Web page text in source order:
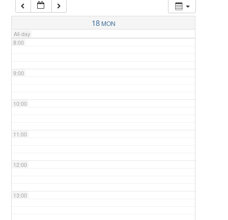
18 MON
All-day
7:00
8:00
9:00
10:00
11:00
12:00
13:00